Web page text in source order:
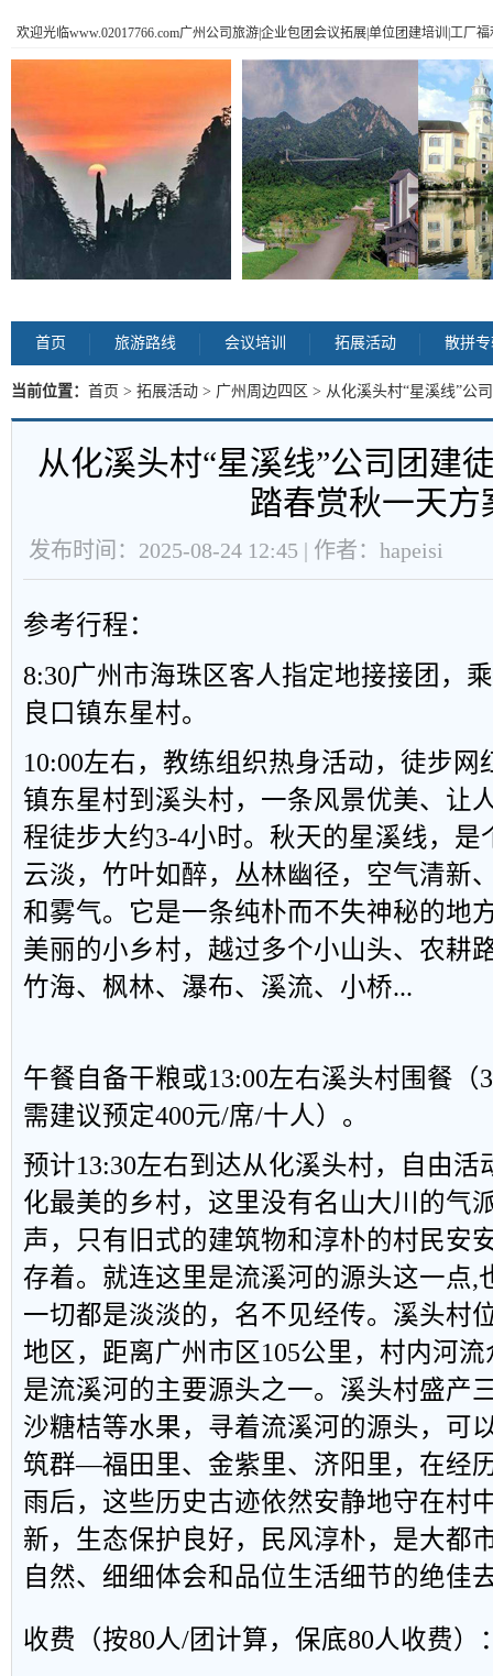
欢迎光临www.02017766.com广州公司旅游|企业包团会议拓展|单位团建培训|工厂
首页 旅游路线 会议培训 拓展活动 散拼
当前位置： 首页 > 拓展活动 > 广州周边四区 > 从化溪头村“星溪线”公
方案 内容
从化溪头村“星溪线”公司团建
踏春赏秋一天方
发布时间：2025-08-24 12:45 | 作者：hapeisi
参考行程：
8:30广州市海珠区客人指定地接接团，
良口镇东星村。
10:00左右，教练组织热身活动，徒步网
镇东星村到溪头村，一条风景优美、让
程徒步大约3-4小时。秋天的星溪线，是
云淡，竹叶如醉，丛林幽径，空气清新
和雾气。它是一条纯朴而不失神秘的地
美丽的小乡村，越过多个小山头、农耕
竹海、枫林、瀑布、溪流、小桥...
午餐自备干粮或13:00左右溪头村围餐（
需建议预定400元/席/十人）。
预计13:30左右到达从化溪头村，自由活
化最美的乡村，这里没有名山大川的气
声，只有旧式的建筑物和淳朴的村民安
存着。就连这里是流溪河的源头这一点,
一切都是淡淡的，名不见经传。溪头村
地区，距离广州市区105公里，村内河
是流溪河的主要源头之一。溪头村盛产
沙糖桔等水果，寻着流溪河的源头，可
筑群––福田里、金紫里、济阳里，在经
雨后，这些历史古迹依然安静地守在村
新，生态保护良好，民风淳朴，是大都
自然、细细体会和品位生活细节的绝佳
收费（按80人/团计算，保底80人收费）